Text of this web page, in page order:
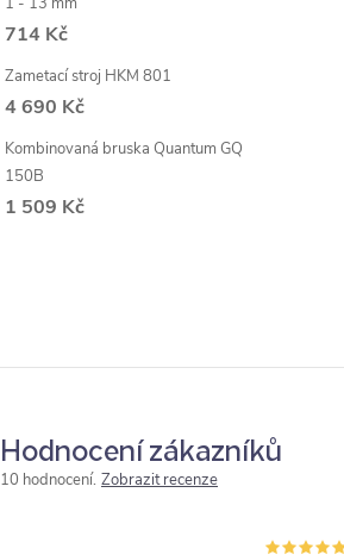
714 Kč
Zametací stroj HKM 801
4 690 Kč
Kombinovaná bruska Quantum GQ
150B
1 509 Kč
Hodnocení zákazníků
10 hodnocení Zobrazit recenze